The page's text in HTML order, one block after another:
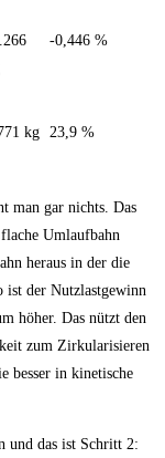
-0,446 %
kg 23,9 %
man gar nichts. Das
Umlaufbahn
heraus in der die
ist der Nutzlastgewinn
höher. Das nützt den
zum Zirkularisieren
besser in kinetische
und das ist Schritt 2: